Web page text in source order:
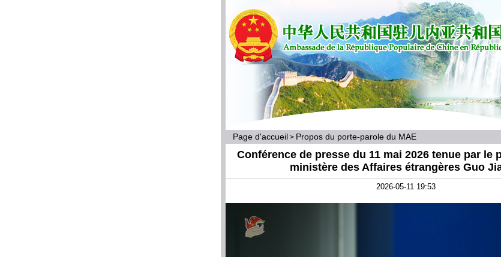
Page d'accueil > Propos du porte-parole du MAE
Conférence de presse du 11 mai 2026 tenue par le
ministère des Affaires étrangères Guo
2026-05-11 19:53